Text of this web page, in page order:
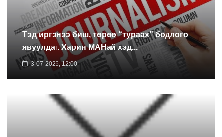
Тэд иргэнээ биш, төрөө “тураах” бодлого
явуулдаг. Харин МАНай хэд...
3-07-2026, 12:00